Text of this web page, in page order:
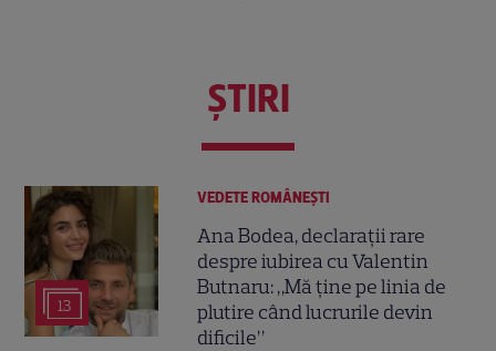
ŞTIRI
13
VEDETE ROMÂNEŞTI
Ana Bodea, declarații rare
despre iubirea cu Valentin
Butnaru: „Mă ține pe linia de
plutire când lucrurile devin
dificile”